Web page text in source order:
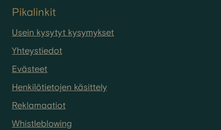
Pikalinkit
Usein kysytyt kysymykset
Yhteystiedot
Evästeet
Henkilötietojen käsittely
Reklamaatiot
Whistleblowing